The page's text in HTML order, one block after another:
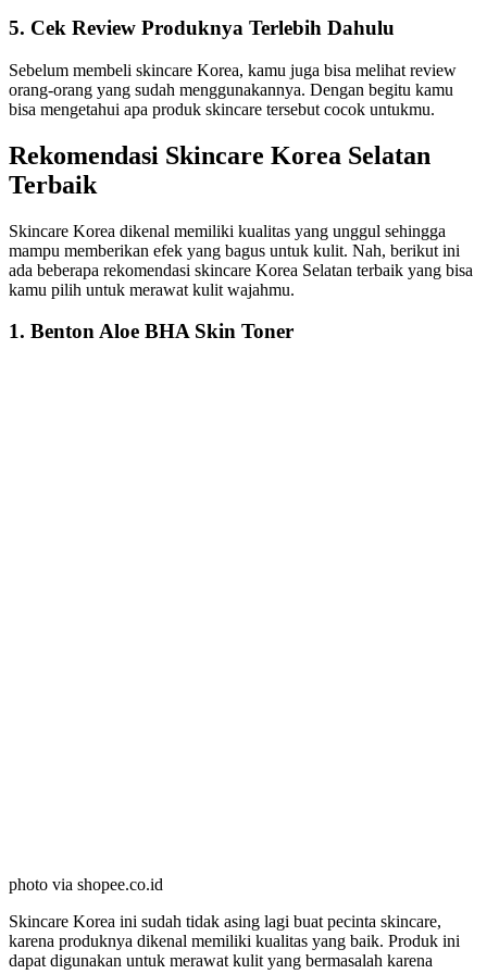
5. Cek Review Produknya Terlebih Dahulu
Sebelum membeli skincare Korea, kamu juga bisa melihat review
orang-orang yang sudah menggunakannya. Dengan begitu kamu
bisa mengetahui apa produk skincare tersebut cocok untukmu.
Rekomendasi Skincare Korea Selatan
Terbaik
Skincare Korea dikenal memiliki kualitas yang unggul sehingga
mampu memberikan efek yang bagus untuk kulit. Nah, berikut ini
ada beberapa rekomendasi skincare Korea Selatan terbaik yang bisa
kamu pilih untuk merawat kulit wajahmu.
1. Benton Aloe BHA Skin Toner
photo via shopee.co.id
Skincare Korea ini sudah tidak asing lagi buat pecinta skincare,
karena produknya dikenal memiliki kualitas yang baik. Produk ini
dapat digunakan untuk merawat kulit yang bermasalah karena